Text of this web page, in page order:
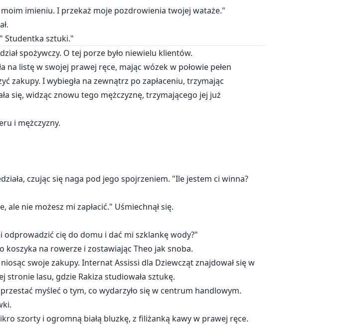
imieniu. I przekaż moje pozdrowienia twojej wataże."
Studentka sztuki."
spożywczy. O tej porze było niewielu klientów.
na listę w swojej prawej ręce, mając wózek w połowie pełen
zakupy. I wybiegła na zewnątrz po zapłaceniu, trzymając
się, widząc znowu tego mężczyznę, trzymającego jej już
i mężczyzny.
czując się naga pod jego spojrzeniem. "Ile jestem ci winna?
ale nie możesz mi zapłacić." Uśmiechnął się.
cię do domu i dać mi szklankę wody?"
koszyka na rowerze i zostawiając Theo jak snoba.
swoje zakupy. Internat Assissi dla Dziewcząt znajdował się w
stronie lasu, gdzie Rakiza studiowała sztukę.
myśleć o tym, co wydarzyło się w centrum handlowym.
szorty i ogromną białą bluzkę, z filiżanką kawy w prawej ręce.